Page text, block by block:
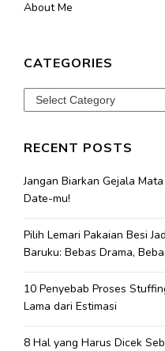
About Me
CATEGORIES
Categories
RECENT POSTS
Jangan Biarkan Gejala
Date-mu!
Pilih Lemari Pakaian Besi
Baruku: Bebas Drama,
10 Penyebab Proses
Lama dari Estimasi
8 Hal yang Harus Dicek